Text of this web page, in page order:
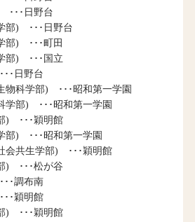
･･･日野台
部) ･･･日野台
部) ･･･町田
部) ･･･国立
･日野台
物科学部) ･･･昭和第一学園
学部) ･･･昭和第一学園
) ･･･穎明館
部) ･･･昭和第一学園
会共生学部) ･･･穎明館
) ･･･松が谷
･調布南
･穎明館
) ･･･穎明館